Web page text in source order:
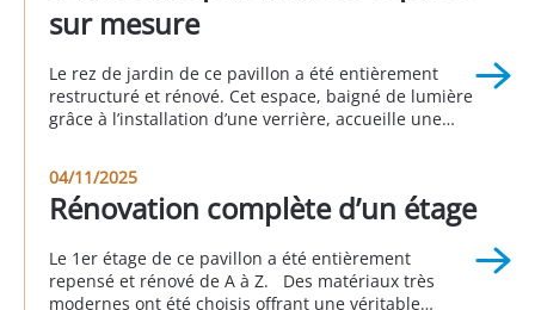
sur mesure
Le rez de jardin de ce pavillon a été entièrement
restructuré et rénové. Cet espace, baigné de lumière
grâce à l’installation d’une verrière, accueille une
chambre et une autre salle d’eau. Cette réalisation a
été faite en partenariat avec Sophie […]
04/11/2025
Rénovation complète d’un étage
Le 1er étage de ce pavillon a été entièrement
repensé et rénové de A à Z. Des matériaux très
modernes ont été choisis offrant une véritable